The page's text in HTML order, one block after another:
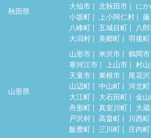
秋田県
大仙市
北秋田市 に
小坂町
上小阿仁村
八峰町
五城目町 八
大潟村
美郷町 羽後町
山形県
山形市 米沢市 鶴岡市
寒河江市
上山市 村
天童市
東根市 尾花
山辺町
中山町 河北町
大江町
大石田町 金
舟形町
真室川町 大
戸沢村
高畠町 川西町
飯豊町
三川町 庄内町